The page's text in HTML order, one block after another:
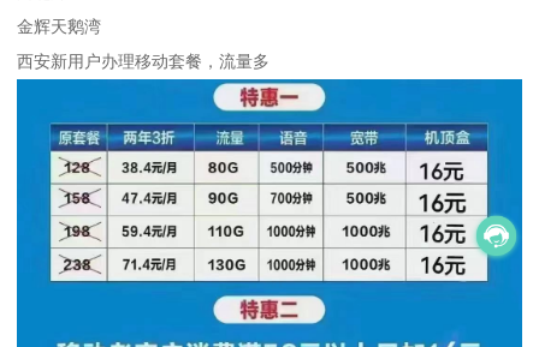
金辉天鹅湾
西安新用户办理移动套餐，流量多